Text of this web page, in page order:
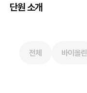
단원 소개
전체 바이올린